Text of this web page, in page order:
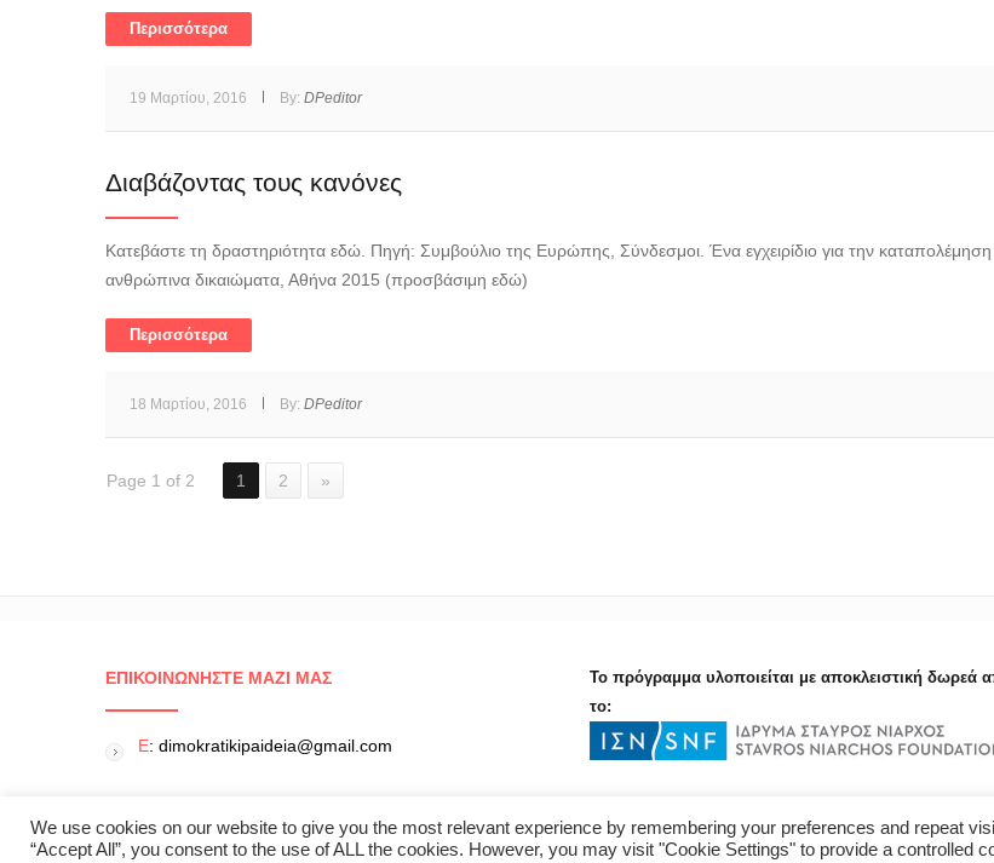
Περισσότερα
19 Μαρτίου, 2016 By: DPeditor
Διαβάζοντας τους κανόνες
Κατεβάστε τη δραστηριότητα εδώ. Πηγή: Συμβούλιο της Ευρώπης, Σύνδεσμοι. Ένα εγχειρίδιο για την
ανθρώπινα δικαιώματα, Αθήνα 2015 (προσβάσιμη εδώ)
Περισσότερα
18 Μαρτίου, 2016 By: DPeditor
Page 1 of 2 1 2 »
ΕΠΙΚΟΙΝΩΝΉΣΤΕ ΜΑΖΊ ΜΑΣ
E: dimokratikipaideia@gmail.com
Το πρόγραμμα υλοποιείται με αποκλειστική δωρεά
το:
Δημοκρατική Παιδεία © 2015 All Rights Reserved -
We use cookies on our website to give you the most relevant experience by remembering your preferences and repeat
“Accept All”, you consent to the use of ALL the cookies. However, you may visit "Cookie Settings" to provide a controlled